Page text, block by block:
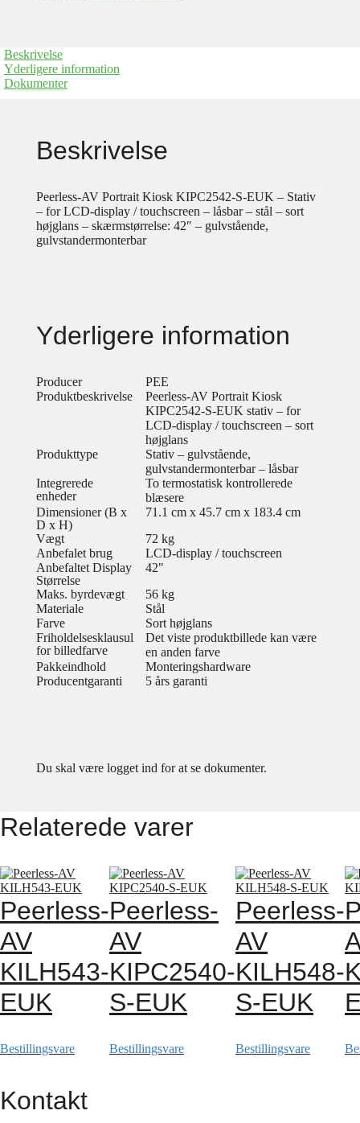
Beskrivelse
Yderligere information
Dokumenter
Beskrivelse
Peerless-AV Portrait Kiosk KIPC2542-S-EUK – Stativ
– for LCD-display / touchscreen – låsbar – stål – sort
højglans – skærmstørrelse: 42″ – gulvstående,
gulvstandermonterbar
Yderligere information
Producer
PEE
Produktbeskrivelse
Peerless-AV Portrait Kiosk
KIPC2542-S-EUK stativ – for
LCD-display / touchscreen – sort
højglans
Produkttype
Stativ – gulvstående,
gulvstandermonterbar – låsbar
Integrerede
enheder
To termostatisk kontrollerede
blæsere
Dimensioner (B x
D x H)
71.1 cm x 45.7 cm x 183.4 cm
Vægt
72 kg
Anbefalet brug
LCD-display / touchscreen
Anbefaltet Display
Størrelse
42"
Maks. byrdevægt
56 kg
Materiale
Stål
Farve
Sort højglans
Friholdelsesklausul
for billedfarve
Det viste produktbillede kan være
en anden farve
Pakkeindhold
Monteringshardware
Producentgaranti
5 års garanti
Du skal være logget ind for at se dokumenter.
Relaterede varer
Peerless-
AV
KILH543-
EUK
Bestillingsvare
Peerless-
AV
KIPC2540-
S-EUK
Bestillingsvare
Peerless-
AV
KILH548-
S-EUK
Bestillingsvare
Kontakt